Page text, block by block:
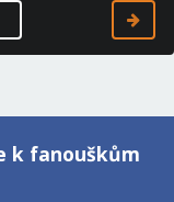
k fanouškům